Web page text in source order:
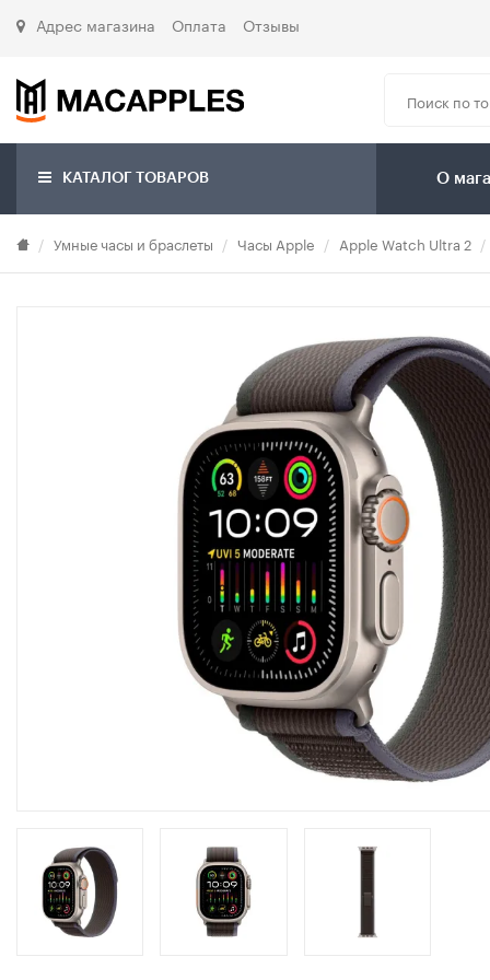
Адрес магазина Оплата Отзывы
КАТАЛОГ ТОВАРОВ О
Умные часы и браслеты Часы Apple Apple Watch Ultra 2